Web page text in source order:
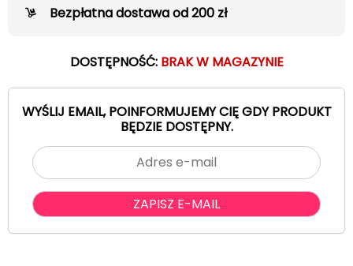
Bezpłatna dostawa od 200 zł
DOSTĘPNOŚĆ: BRAK W MAGAZYNIE
WYŚLIJ EMAIL, POINFORMUJEMY CIĘ GDY PRODUKT
BĘDZIE DOSTĘPNY.